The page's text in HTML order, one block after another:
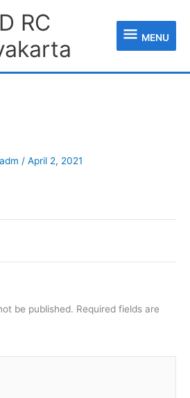
RC
MENU
adm / April 2, 2021
be published. Required fields are